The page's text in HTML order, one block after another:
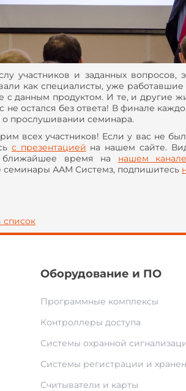
участников и заданных вопросов,
как специалисты, уже работавшие
с данным продуктом. И те, и другие
не остался без ответа! В финале
о прослушивании семинара.
всех участников! Если у вас не
с презентацией на нашем сайте.
ближайшее время на нашем
ААМ Системз, подпишитесь
список
Оборудование и ПО
Программные комплексы
Контроллеры доступа
Системы охранной
Системы регистрации и
Считыватели и карты